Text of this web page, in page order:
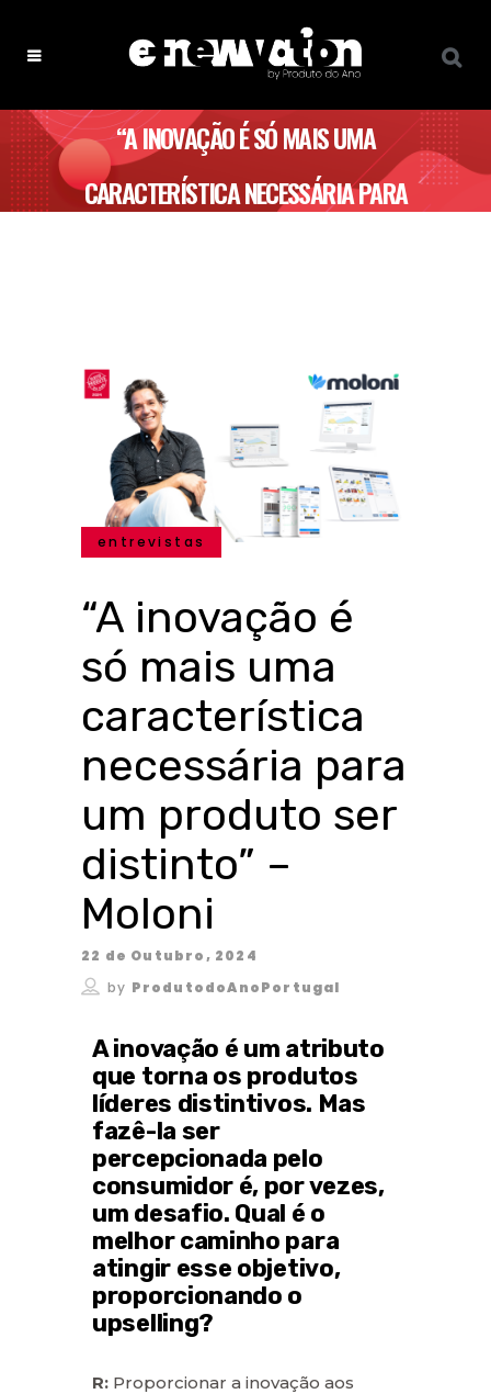
“A INOVAÇÃO É SÓ MAIS UMA
CARACTERÍSTICA NECESSÁRIA PARA
entrevistas
“A inovação é
só mais uma
característica
necessária para
um produto ser
distinto” –
Moloni
22 de Outubro, 2024
by ProdutodoAnoPortugal
A inovação é um atributo
que torna os produtos
líderes distintivos. Mas
fazê-la ser
percepcionada pelo
consumidor é, por vezes,
um desafio. Qual é o
melhor caminho para
atingir esse objetivo,
proporcionando o
upselling?
R: Proporcionar a inovação aos